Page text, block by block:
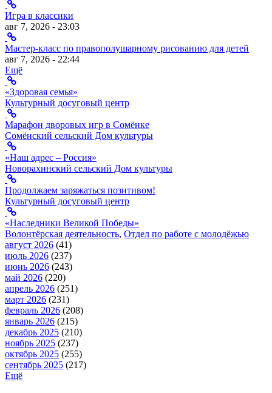
Игра в классики
авг 7, 2026 - 23:03
Мастер-класс по правополушарному рисованию для детей
авг 7, 2026 - 22:44
Ещё
«Здоровая семья»
Культурный досуговый центр
Марафон дворовых игр в Сомёнке
Сомёнский сельский Дом культуры
«Наш адрес – Россия»
Новорахинский сельский Дом культуры
Продолжаем заряжаться позитивом!
Культурный досуговый центр
«Наследники Великой Победы»
Волонтёрская деятельность, Отдел по работе с молодёжью
август 2026 (41)
июль 2026 (237)
июнь 2026 (243)
май 2026 (220)
апрель 2026 (251)
март 2026 (231)
февраль 2026 (208)
январь 2026 (215)
декабрь 2025 (210)
ноябрь 2025 (237)
октябрь 2025 (255)
сентябрь 2025 (217)
Ещё